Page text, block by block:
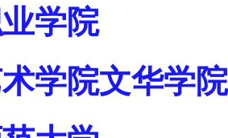
学院
学院文华学院